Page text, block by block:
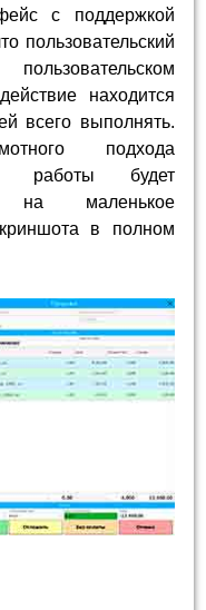
с поддержкой
пользовательский
находится
всего выполнять.
подхода
работы будет
на маленькое
в полном